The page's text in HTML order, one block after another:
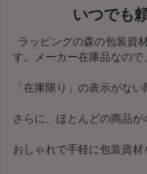
別売り
ワインボ
大切なワインを
袋が長い場合
いつでも
ラッピングの森の包装資
す。メーカー在庫品なの
「在庫限り」の表示がな
さらに、ほとんどの商品
おしゃれで手軽に包装資